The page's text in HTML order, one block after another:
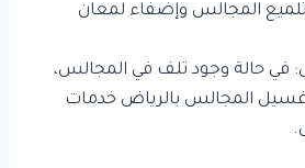
المجالس وإضفاء لمعان
في حالة وجود تلف في المجالس،
المجالس بالرياض خدمات